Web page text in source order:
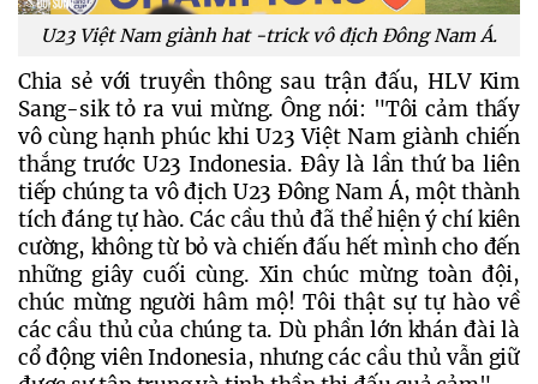
U23 Việt Nam giành hat -trick vô địch Đông Nam Á.
Chia sẻ với truyền thông sau trận đấu, HLV Kim
Sang-sik tỏ ra vui mừng. Ông nói: "Tôi cảm thấy
vô cùng hạnh phúc khi U23 Việt Nam giành chiến
thắng trước U23 Indonesia. Đây là lần thứ ba liên
tiếp chúng ta vô địch U23 Đông Nam Á, một thành
tích đáng tự hào. Các cầu thủ đã thể hiện ý chí kiên
cường, không từ bỏ và chiến đấu hết mình cho đến
những giây cuối cùng. Xin chúc mừng toàn đội,
chúc mừng người hâm mộ! Tôi thật sự tự hào về
các cầu thủ của chúng ta. Dù phần lớn khán đài là
cổ động viên Indonesia, nhưng các cầu thủ vẫn giữ